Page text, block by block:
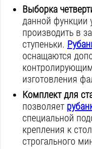
Выборка
данной функции
производить в
ступеньки.
оснащаются
изготовления
Комплект для
позволяет
специальной
крепления к
строгального